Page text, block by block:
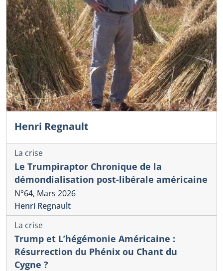
Henri Regnault
La crise
Le Trumpiraptor Chronique de la
démondialisation post-libérale américaine
N°64, Mars 2026
Henri Regnault
La crise
Trump et L’hégémonie Américaine :
Résurrection du Phénix ou Chant du
Cygne ?